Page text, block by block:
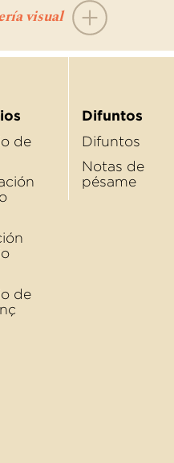
visual
de
de
Difuntos
Difuntos
Notas de
pésame